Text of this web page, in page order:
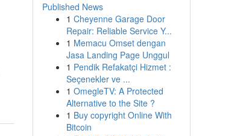
Published News
1 Cheyenne Garage Door
Repair: Reliable Service Y...
1 Memacu Omset dengan
Jasa Landing Page Unggul
1 Pendik Refakatçi Hizmet :
Seçenekler ve ...
1 OmegleTV: A Protected
Alternative to the Site ?
1 Buy copyright Online With
Bitcoin